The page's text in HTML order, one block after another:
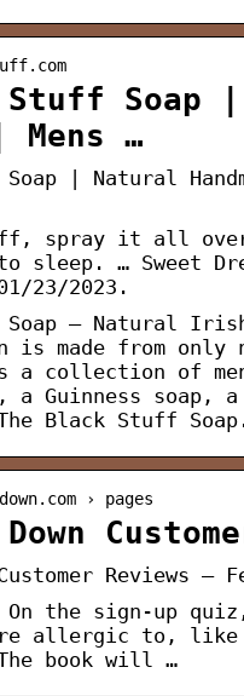
Soap |
Mens …
| Natural
spray it all over
… Sweet
23/2023.
– Natural Irish
is made from
collection of
a Guinness soap,
Black Stuff
› pages
Reviews –
On the sign-up
allergic to,
book will …